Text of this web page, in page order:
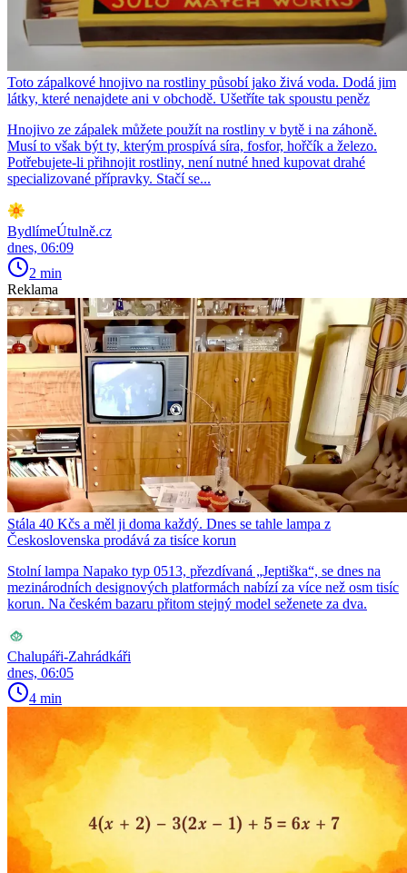
Toto zápalkové hnojivo na rostliny působí jako živá voda. Dodá jim
látky, které nenajdete ani v obchodě. Ušetříte tak spoustu peněz
Hnojivo ze zápalek můžete použít na rostliny v bytě i na záhoně.
Musí to však být ty, kterým prospívá síra, fosfor, hořčík a železo.
Potřebujete-li přihnojit rostliny, není nutné hned kupovat drahé
specializované přípravky. Stačí se...
BydlímeÚtulně.cz
dnes, 06:09
2 min
Reklama
Stála 40 Kčs a měl ji doma každý. Dnes se tahle lampa z
Československa prodává za tisíce korun
Stolní lampa Napako typ 0513, přezdívaná „Jeptiška“, se dnes na
mezinárodních designových platformách nabízí za více než osm tisíc
korun. Na českém bazaru přitom stejný model seženete za dva.
Chalupáři-Zahrádkáři
dnes, 06:05
4 min